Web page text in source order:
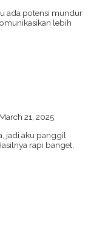
ada potensi mundur
lebih
March 21, 2025
jadi aku panggil
rapi banget,